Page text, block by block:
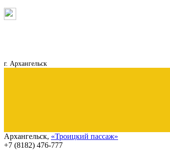
г. Архангельск
Архангельск, «Троицкий пассаж»
+7 (8182) 476-777